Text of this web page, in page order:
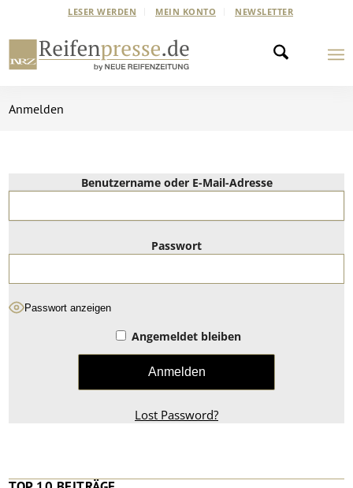
LESER WERDEN MEIN KONTO NEWSLETTER
Anmelden
Benutzername oder E-Mail-Adresse
Passwort
Passwort anzeigen
Angemeldet bleiben
Lost Password?